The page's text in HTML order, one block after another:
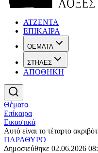
ΑΤΖΕΝΤΑ
ΕΠΙΚΑΙΡΑ
ΘΕΜΑΤΑ
ΣΤΗΛΕΣ
ΑΠΟΘΗΚΗ
Θέματα
Επίκαιρα
Εικαστικά
Αυτό είναι το τέταρτο
ΠΑΡΑΘΥΡΟ
Δημοσιεύθηκε 02.06.2026